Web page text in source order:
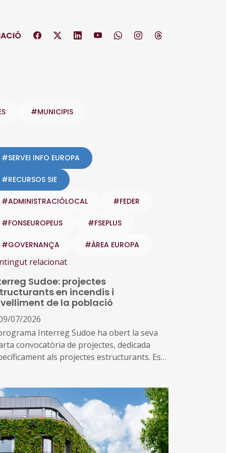
#MUNICIPIS
#SERVEI INFO EUROPA
#RECURSOS SIE
#ADMINISTRACIÓLOCAL #FEDER
#FONSEUROPEUS #FSEPLUS
#GOVERNANÇA #ÀREA EUROPA
relacionat
Sudoe: projectes
en incendis i
de la població
07/2026
Interreg Sudoe ha obert la seva
convocatòria de projectes, dedicada
als projectes estructurants. Es
dotació de prop de 8,8 milions d'euros
a desenvolupar solucions
a dos reptes crítics del sud-oest
la gestió d'incendis i les polítiques
per afrontar l'envelliment de la